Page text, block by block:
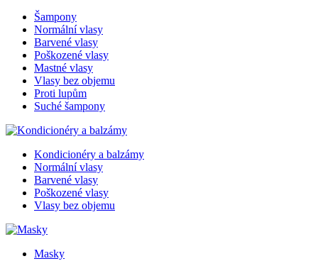
Šampony
Normální vlasy
Barvené vlasy
Poškozené vlasy
Mastné vlasy
Vlasy bez objemu
Proti lupům
Suché šampony
Kondicionéry a balzámy
Normální vlasy
Barvené vlasy
Poškozené vlasy
Vlasy bez objemu
Masky